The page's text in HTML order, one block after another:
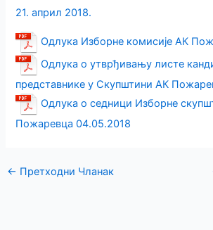
21. април 2018.
Oдлука Изборне комисије АК
Одлука о утврђивању листе
представнике у Скупштини АК
Одлука о седници Изборне
Пожаревца 04.05.2018
← Претходни Чланак